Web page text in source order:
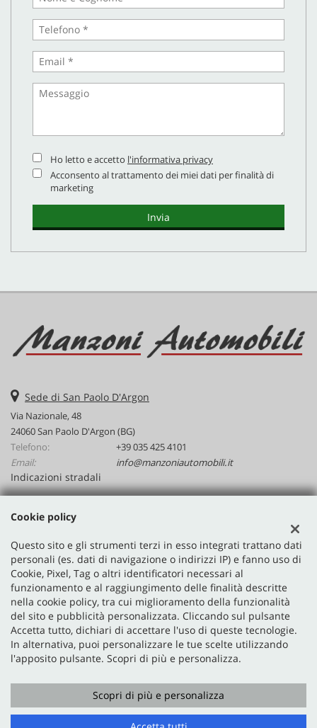
Ho letto e accetto l'informativa privacy
Acconsento al trattamento dei miei dati per finalità di
marketing
Sede di San Paolo D'Argon
Via Nazionale, 48
24060 San Paolo D'Argon (BG)
Telefono:
+39 035 425 4101
Email:
info@manzoniautomobili.it
Indicazioni stradali
Dati fiscali:
Manzoni Automobili Srl
Via Nazionale, 48, San Paolo D'Argon (BG)
P.IVA:02641590167
Registro delle imprese: BG
N°02641590167
Copyright © 2026 GestionaleAuto.com S.r.l., Tutti i diritti
Leggi l'informativa sulla privacy
Cookie policy
Questo sito e gli strumenti terzi in esso integrati trattano dati
personali (es. dati di navigazione o indirizzi IP) e fanno uso di
Cookie, Pixel, Tag o altri identificatori necessari al
funzionamento e al raggiungimento delle finalità descritte
nella cookie policy, tra cui miglioramento della funzionalità
del sito e pubblicità personalizzata. Cliccando sul pulsante
Accetta tutto, dichiari di accettare l'uso di queste tecnologie.
In alternativa, puoi personalizzare le tue scelte utilizzando
l'apposito pulsante. Scopri di più e personalizza.
Scopri di più e personalizza